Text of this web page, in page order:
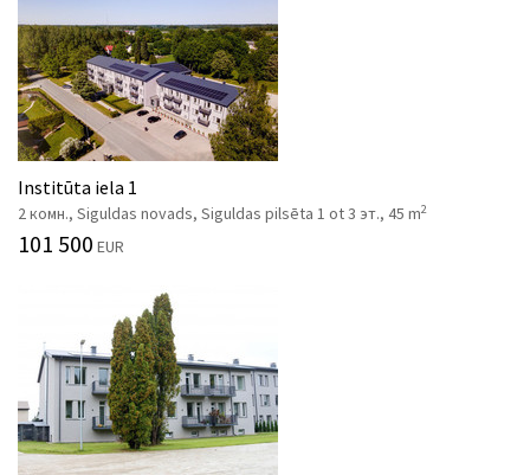
Institūta iela 1
2 комн., Siguldas novads, Siguldas pilsēta 1 ot 3 эт., 45 m2
101 500 EUR